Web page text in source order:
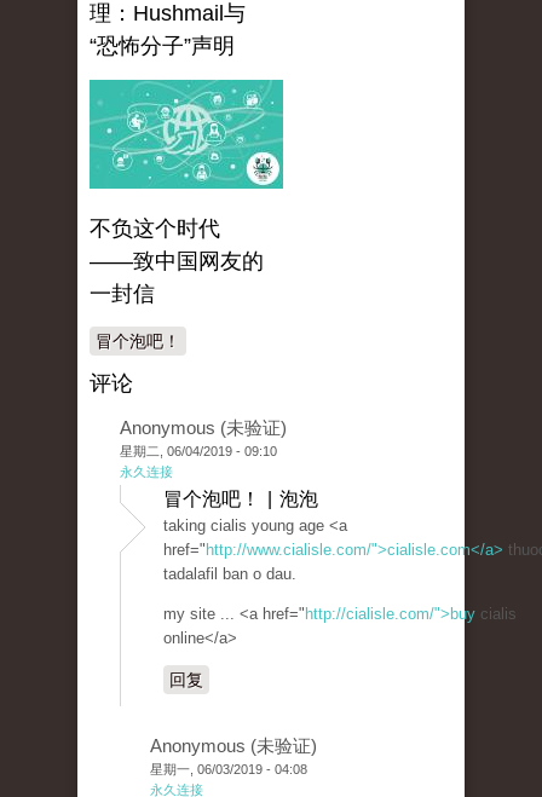
理：Hushmail与
“恐怖分子”声明
不负这个时代
——致中国网友的
一封信
冒个泡吧！
评论
Anonymous (未验证)
星期二, 06/04/2019 - 09:10
永久连接
冒个泡吧！ | 泡泡
taking cialis young age <a
href=" http://www.cialisle.com/">cialisle.com</a>
tadalafil ban o dau.
my site ... <a href=" http://cialisle.com/">buy cialis
online</a>
回复
Anonymous (未验证)
星期一, 06/03/2019 - 04:08
永久连接